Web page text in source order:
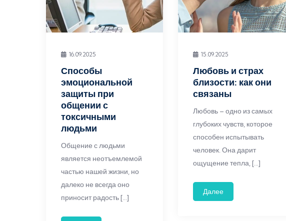
16.09.2025
Способы
эмоциональной
защиты при
общении с
токсичными
людьми
Общение с людьми
является неотъемлемой
частью нашей жизни, но
далеко не всегда оно
приносит радость […]
15.09.2025
Любовь и страх
близости: как они
связаны
Любовь – одно из самых
глубоких чувств, которое
способен испытывать
человек. Она дарит
ощущение тепла, […]
Далее